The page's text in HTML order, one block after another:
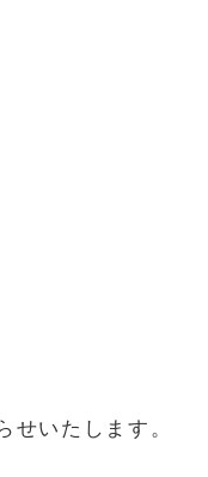
せいたします。